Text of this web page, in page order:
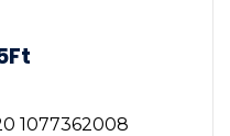
1077362008